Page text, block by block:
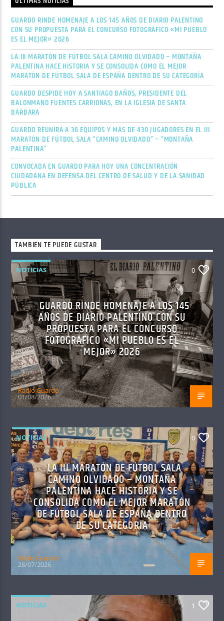
GUARDO RINDE HOMENAJE A LOS 145 AÑOS DE DIARIO PALENTINO
CON SU PROPUESTA PARA EL CONCURSO FOTOGRÁFICO «MI PUEBLO
ES EL MEJOR» 2026
LA III MARATÓN DE FÚTBOL SALA CAMINO OLVIDADO – MONTAÑA
PALENTINA HACE HISTORIA Y SE CONSOLIDA COMO EL MEJOR
MARATÓN DE FÚTBOL SALA DE ESPAÑA DENTRO DE SU CATEGORÍA
GUARDO DESPIDE HOY A SANTIAGO BAÑOS, PRESIDENTE DEL
BALONMANO FUENTES CARRIONAS, EN LA IGLESIA DE SANTA
BÁRBARA
GUARDO REUNIRÁ A 36 EQUIPOS Y MÁS DE 430 JUGADORES EN EL III
MARATÓN DE FÚTBOL SALA “CAMINO OLVIDADO” – “MONTAÑA
PALENTINA”
CONVOCADA EN GUARDO PARA HOY UNA CONCENTRACIÓN
CIUDADANA EN DEFENSA DEL CENTRO DE SALUD Y DE LA SANIDAD
PÚBLICA
TAMBIÉN TE PUEDE GUSTAR
NOTICIAS 0
GUARDO RINDE HOMENAJE A LOS 145
AÑOS DE DIARIO PALENTINO CON SU
PROPUESTA PARA EL CONCURSO
FOTOGRÁFICO «MI PUEBLO ES EL
MEJOR» 2026
Radio Guardo
01/08/2026
NOTICIAS 0
LA III MARATÓN DE FÚTBOL SALA
CAMINO OLVIDADO – MONTAÑA
PALENTINA HACE HISTORIA Y SE
CONSOLIDA COMO EL MEJOR MARATÓN
DE FÚTBOL SALA DE ESPAÑA DENTRO
DE SU CATEGORÍA
Radio Guardo
28/07/2026
NOTICIAS 1